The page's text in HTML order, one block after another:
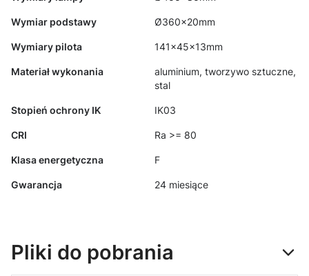
Wymiar podstawy Ø360x20mm
Wymiary pilota 141x45x13mm
Materiał wykonania
aluminium, tworzywo sztuczne,
stal
Stopień ochrony IK IK03
CRI Ra >= 80
Klasa energetyczna F
Gwarancja 24 miesiące
Pliki do pobrania